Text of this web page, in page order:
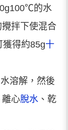
的水
拌下使混合
得約85g十
溶解，然後
離心脫水 、乾